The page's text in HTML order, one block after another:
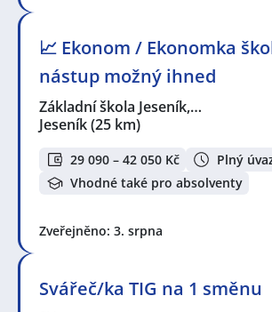
📈 Ekonom / Ekonomka
nástup možný ihned
Základní škola Jeseník,…
Jeseník(25 km)
29 090 – 42 050 Kč
Plný
Vhodné také pro absolventy
Zveřejněno: 3. srpna
Svářeč/ka TIG na 1 směnu